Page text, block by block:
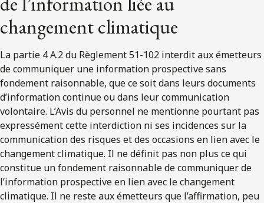
changement climatique
La partie 4 A.2 du Règlement 51-102 interdit aux émetteurs
de communiquer une information prospective sans
fondement raisonnable, que ce soit dans leurs documents
d’information continue ou dans leur communication
volontaire. L’Avis du personnel ne mentionne pourtant pas
expressément cette interdiction ni ses incidences sur la
communication des risques et des occasions en lien avec le
changement climatique. Il ne définit pas non plus ce qui
constitue un fondement raisonnable de communiquer de
l’information prospective en lien avec le changement
climatique. Il ne reste aux émetteurs que l’affirmation, peu